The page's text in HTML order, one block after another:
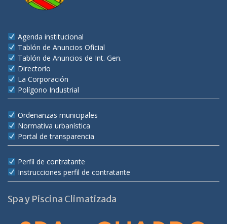
Agenda institucional
Tablón de Anuncios Oficial
Tablón de Anuncios de Int. Gen.
Directorio
La Corporación
Polígono Industrial
Ordenanzas municipales
Normativa urbanística
Portal de transparencia
Perfil de contratante
Instrucciones perfil de contratante
Spa y Piscina Climatizada